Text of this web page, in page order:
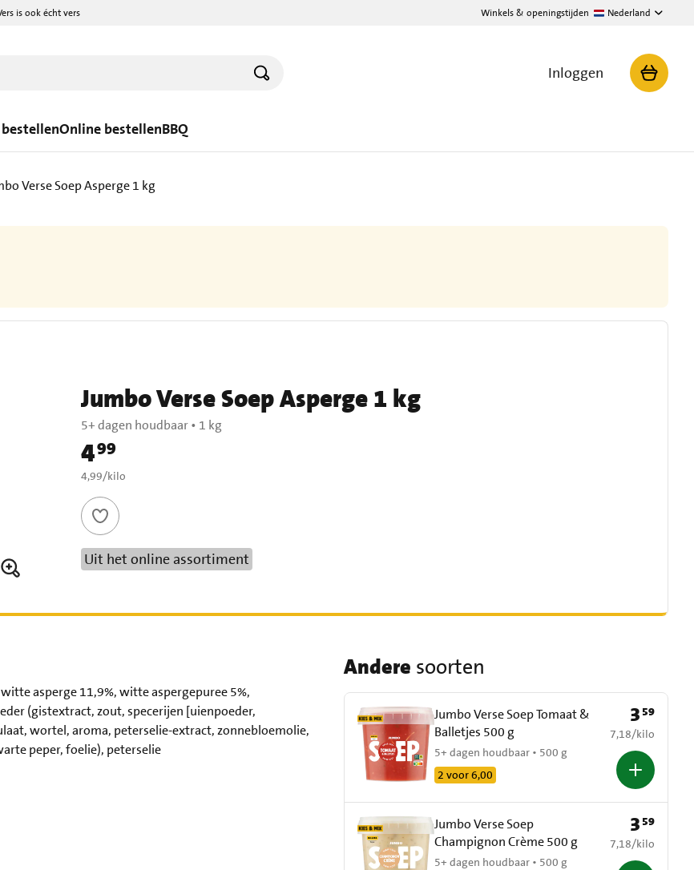
is ook écht vers Winkels & openingstijden Nederland
Inloggen
Online bestellenBBQ
Verse Soep Asperge 1 kg
Jumbo Verse Soep Asperge 1 kg
5+ dagen houdbaar• 1 kg
Prijs: € 4,99
499
€ 4,99 per kilo
4,99/kilo
Uit het online assortiment
asperge 11,9%, witte aspergepuree 5%,
(gistextract, zout, specerijen [uienpoeder,
wortel, aroma, peterselie-extract, zonnebloemolie,
peper, foelie), peterselie
Andere soorten
Jumbo Verse Soep Tomaat &
Balletjes 500 g
5+ dagen houdbaar • 500 g
2 voor 6,00
Prijs: € 3,59
3 59
€ 7,18 per kilo
7,18/kilo
Jumbo Verse Soep
Champignon Crème 500 g
5+ dagen houdbaar • 500 g
Prijs: € 3,59
3 59
€ 7,18 per kilo
7,18/kilo